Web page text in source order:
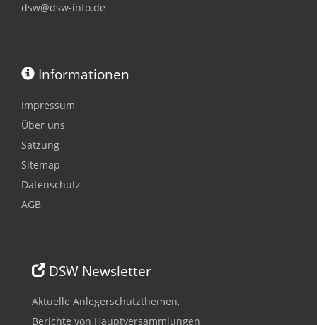
dsw@dsw-info.de
Informationen
Impressum
Über uns
Satzung
Sitemap
Datenschutz
AGB
DSW Newsletter
Aktuelle Anlegerschutzthemen,
Berichte von Hauptversammlungen